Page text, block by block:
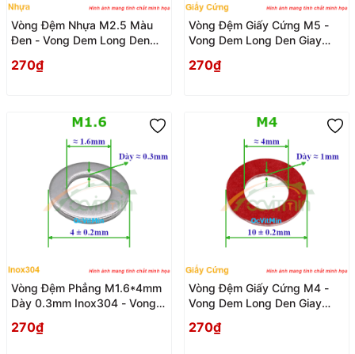
Vòng Đệm Nhựa M2.5 Màu
Đen - Vong Dem Long Den
270₫
Vòng Đệm Giấy Cứng M5 -
Vong Dem Long Den Giay
270₫
Vòng Đệm Phẳng M1.6*4mm
Dày 0.3mm Inox304 - Vong
270₫
Vòng Đệm Giấy Cứng M4 -
Vong Dem Long Den Giay
270₫